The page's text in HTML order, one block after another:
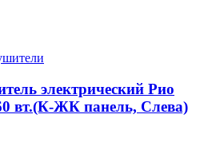
электрический Рио
вт.(К-ЖК панель, Слева)